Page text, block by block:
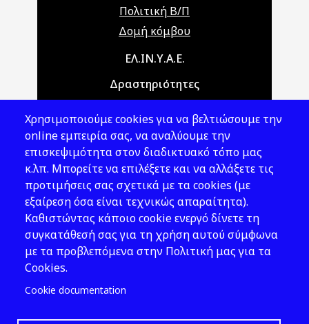
Πολιτική Β/Π
Δομή κόμβου
Main navigationΕΛ.ΙΝ.Υ.Α.Ε.
Δραστηριότητες
Νομοθεσία
Εκδόσεις
Νέα - Εκδηλώσεις
Ακολουθήστε μας
Χρησιμοποιούμε cookies για να βελτιώσουμε την
online εμπειρία σας, να αναλύουμε την
επισκεψιμότητα στον διαδικτυακό τόπο μας
κ.λπ. Μπορείτε να επιλέξετε και να αλλάξετε τις
προτιμήσεις σας σχετικά με τα cookies (με
εξαίρεση όσα είναι τεχνικώς απαραίτητα).
Καθιστώντας κάποιο cookie ενεργό δίνετε τη
συγκατάθεσή σας για τη χρήση αυτού σύμφωνα
με τα προβλεπόμενα στην Πολιτική μας για τα
Cookies.
Cookie documentation